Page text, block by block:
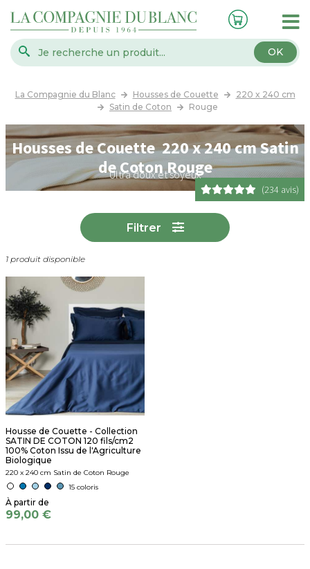
OK
La Compagnie du Blanc Housses de Couette
220 x 240 cm
Satin de Coton
Rouge
Housses de Couette 220 x 240 cm Satin
de Coton Rouge
Ultra doux et soyeux
(234 avis)
Filtrer
1 produit disponible
Housse de Couette - Collection
SATIN DE COTON 120 fils/cm2
100% Coton Issu de l'Agriculture
Biologique
220 x 240 cm Satin de Coton Rouge
15 coloris
99,00 €